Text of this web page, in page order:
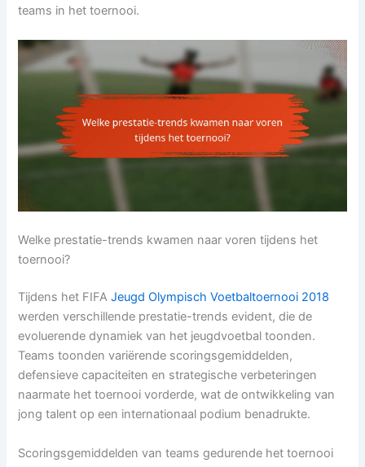
teams in het toernooi.
Welke prestatie-trends kwamen naar voren tijdens het
toernooi?
Tijdens het FIFAJeugd Olympisch Voetbaltoernooi 2018
werden verschillende prestatie-trends evident, die de
evoluerende dynamiek van het jeugdvoetbal toonden.
Teams toonden variërende scoringsgemiddelden,
defensieve capaciteiten en strategische verbeteringen
naarmate het toernooi vorderde, wat de ontwikkeling van
jong talent op een internationaal podium benadrukte.
Scoringsgemiddelden van teams gedurende het toernooi